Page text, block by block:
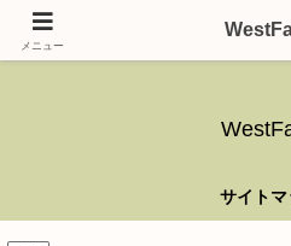
ガーデニング、アウトドア、キャンプ、
サイトマ
メニュー